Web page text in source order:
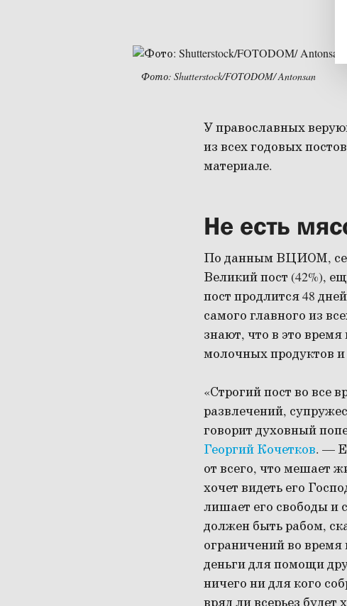
Фото: Shutterstock/FOTODOM/ Antonsan
У православных
из всех годовых
материале.
Не есть
По данным ВЦИОМ,
Великий пост (42%),
пост продлится 48
самого главного из
знают, что в это
молочных продуктов и
«Строгий пост во все
развлечений,
говорит духовный
Георгий Кочетков. —
от всего, что мешает
хочет видеть его
лишает его свободы и
должен быть рабом,
ограничений во время
деньги для помощи
ничего ни для кого